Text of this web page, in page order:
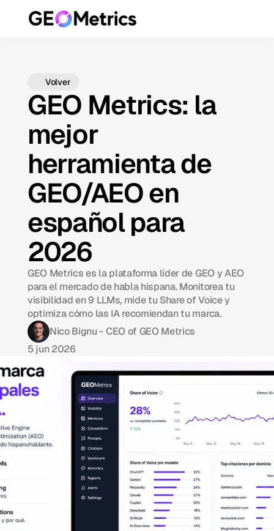
Volver
GEO Metrics: la
mejor
herramienta de
GEO/AEO en
español para
2026
GEO Metrics es la plataforma líder de GEO y AEO
para el mercado de habla hispana. Monitorea tu
visibilidad en 9 LLMs, mide tu Share of Voice y
optimiza cómo las IA recomiendan tu marca.
Nico Bignu - CEO of GEO Metrics
5 jun 2026